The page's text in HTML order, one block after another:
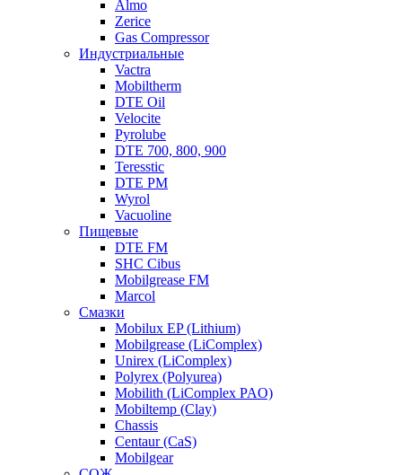
Almo
Zerice
Gas Compressor
Индустриальные
Vactra
Mobiltherm
DTE Oil
Velocite
Pyrolube
DTE 700, 800, 900
Teresstic
DTE PM
Wyrol
Vacuoline
Пищевые
DTE FM
SHC Cibus
Mobilgrease FM
Marcol
Смазки
Mobilux EP (Lithium)
Mobilgrease (LiComplex)
Unirex (LiComplex)
Polyrex (Polyurea)
Mobilith (LiComplex PAO)
Mobiltemp (Clay)
Chassis
Centaur (CaS)
Mobilgear